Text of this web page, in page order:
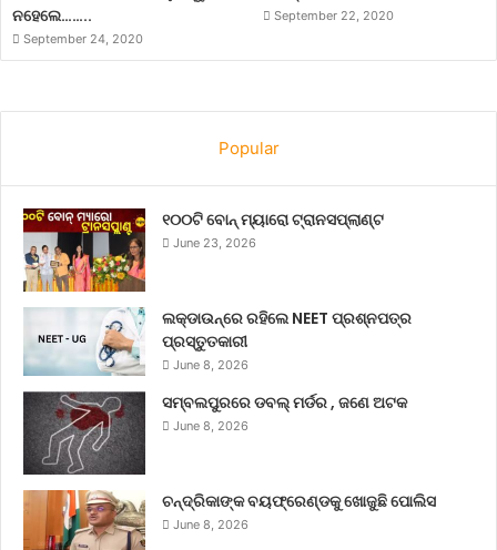
ନହେଲେ……..
September 24, 2020
September 22, 2020
Popular
୧୦୦ଟି ବୋନ୍ ମ୍ୟାରୋ ଟ୍ରାନସପ୍ଲାଣ୍ଟ
June 23, 2026
ଲକ୍‌ଡାଉନ୍‌ରେ ରହିଲେ NEET ପ୍ରଶ୍ନପତ୍ର
ପ୍ରସ୍ତୁତକାରୀ
June 8, 2026
ସମ୍ବଲପୁରରେ ଡବଲ୍ ମର୍ଡର , ଜଣେ ଅଟକ
June 8, 2026
ଚନ୍ଦ୍ରିକାଙ୍କ ବୟଫ୍ରେଣ୍ଡକୁ ଖୋଜୁଛି ପୋଲିସ
June 8, 2026